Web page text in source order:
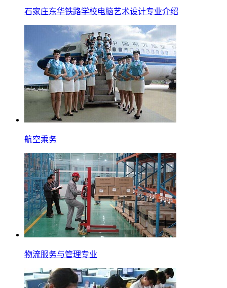
石家庄东华铁路学校电脑艺术设计专业介绍
航空乘务
物流服务与管理专业